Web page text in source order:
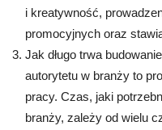
i kreatywność,
promocyjnych oraz
Jak długo trwa
autorytetu w branży to
pracy. Czas, jaki
branży, zależy od wielu